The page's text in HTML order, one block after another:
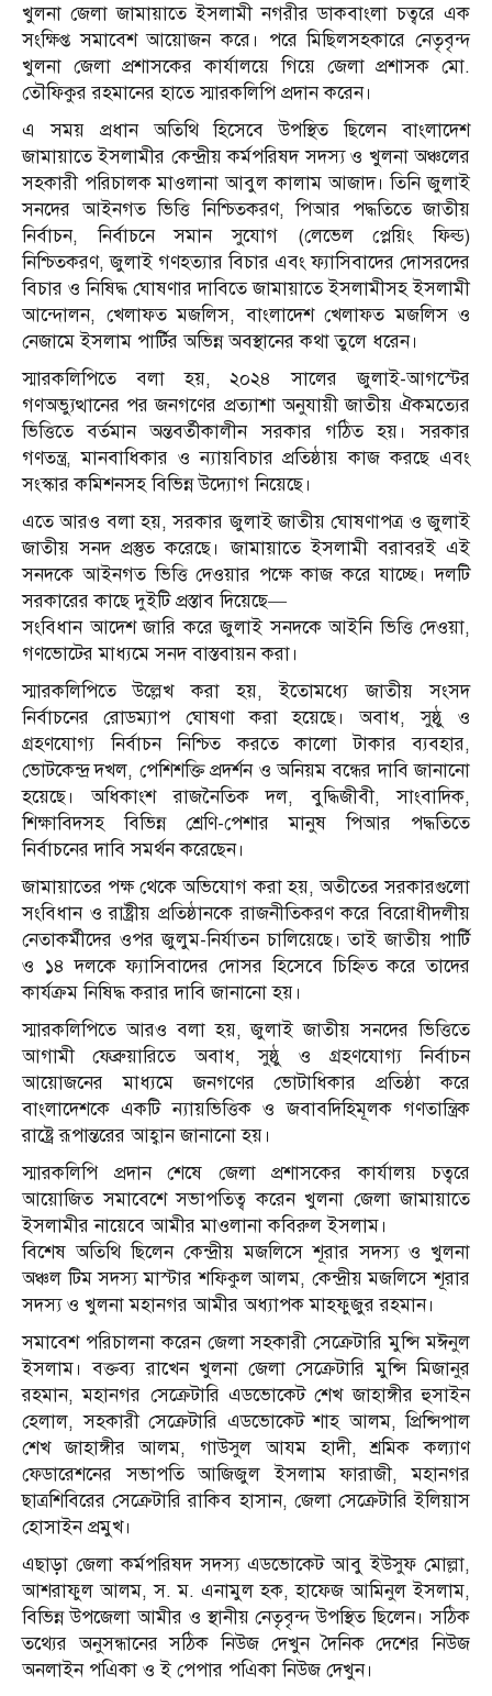
খুলনা জেলা জামায়াতে ইসলামী নগরীর ডাকবাংলা চত্বরে এক
সংক্ষিপ্ত সমাবেশ আয়োজন করে। পরে মিছিলসহকারে নেতৃবৃন্দ
খুলনা জেলা প্রশাসকের কার্যালয়ে গিয়ে জেলা প্রশাসক মো.
তৌফিকুর রহমানের হাতে স্মারকলিপি প্রদান করেন।
এ সময় প্রধান অতিথি হিসেবে উপস্থিত ছিলেন বাংলাদেশ
জামায়াতে ইসলামীর কেন্দ্রীয় কর্মপরিষদ সদস্য ও খুলনা অঞ্চলের
সহকারী পরিচালক মাওলানা আবুল কালাম আজাদ। তিনি জুলাই
সনদের আইনগত ভিত্তি নিশ্চিতকরণ, পিআর পদ্ধতিতে জাতীয়
নির্বাচন, নির্বাচনে সমান সুযোগ (লেভেল প্লেয়িং ফিল্ড)
নিশ্চিতকরণ, জুলাই গণহত্যার বিচার এবং ফ্যাসিবাদের দোসরদের
বিচার ও নিষিদ্ধ ঘোষণার দাবিতে জামায়াতে ইসলামীসহ ইসলামী
আন্দোলন, খেলাফত মজলিস, বাংলাদেশ খেলাফত মজলিস ও
নেজামে ইসলাম পার্টির অভিন্ন অবস্থানের কথা তুলে ধরেন।
স্মারকলিপিতে বলা হয়, ২০২৪ সালের জুলাই-আগস্টের
গণঅভ্যুত্থানের পর জনগণের প্রত্যাশা অনুযায়ী জাতীয় ঐকমত্যের
ভিত্তিতে বর্তমান অন্তবর্তীকালীন সরকার গঠিত হয়। সরকার
গণতন্ত্র, মানবাধিকার ও ন্যায়বিচার প্রতিষ্ঠায় কাজ করছে এবং
সংস্কার কমিশনসহ বিভিন্ন উদ্যোগ নিয়েছে।
এতে আরও বলা হয়, সরকার জুলাই জাতীয় ঘোষণাপত্র ও জুলাই
জাতীয় সনদ প্রস্তুত করেছে। জামায়াতে ইসলামী বরাবরই এই
সনদকে আইনগত ভিত্তি দেওয়ার পক্ষে কাজ করে যাচ্ছে। দলটি
সরকারের কাছে দুইটি প্রস্তাব দিয়েছে—
সংবিধান আদেশ জারি করে জুলাই সনদকে আইনি ভিত্তি দেওয়া,
গণভোটের মাধ্যমে সনদ বাস্তবায়ন করা।
স্মারকলিপিতে উল্লেখ করা হয়, ইতোমধ্যে জাতীয় সংসদ
নির্বাচনের রোডম্যাপ ঘোষণা করা হয়েছে। অবাধ, সুষ্ঠু ও
গ্রহণযোগ্য নির্বাচন নিশ্চিত করতে কালো টাকার ব্যবহার,
ভোটকেন্দ্র দখল, পেশিশক্তি প্রদর্শন ও অনিয়ম বন্ধের দাবি জানানো
হয়েছে। অধিকাংশ রাজনৈতিক দল, বুদ্ধিজীবী, সাংবাদিক,
শিক্ষাবিদসহ বিভিন্ন শ্রেণি-পেশার মানুষ পিআর পদ্ধতিতে
নির্বাচনের দাবি সমর্থন করেছেন।
জামায়াতের পক্ষ থেকে অভিযোগ করা হয়, অতীতের সরকারগুলো
সংবিধান ও রাষ্ট্রীয় প্রতিষ্ঠানকে রাজনীতিকরণ করে বিরোধীদলীয়
নেতাকর্মীদের ওপর জুলুম-নির্যাতন চালিয়েছে। তাই জাতীয় পার্টি
ও ১৪ দলকে ফ্যাসিবাদের দোসর হিসেবে চিহ্নিত করে তাদের
কার্যক্রম নিষিদ্ধ করার দাবি জানানো হয়।
স্মারকলিপিতে আরও বলা হয়, জুলাই জাতীয় সনদের ভিত্তিতে
আগামী ফেব্রুয়ারিতে অবাধ, সুষ্ঠু ও গ্রহণযোগ্য নির্বাচন
আয়োজনের মাধ্যমে জনগণের ভোটাধিকার প্রতিষ্ঠা করে
বাংলাদেশকে একটি ন্যায়ভিত্তিক ও জবাবদিহিমূলক গণতান্ত্রিক
রাষ্ট্রে রূপান্তরের আহ্বান জানানো হয়।
স্মারকলিপি প্রদান শেষে জেলা প্রশাসকের কার্যালয় চত্বরে
আয়োজিত সমাবেশে সভাপতিত্ব করেন খুলনা জেলা জামায়াতে
ইসলামীর নায়েবে আমীর মাওলানা কবিরুল ইসলাম।
বিশেষ অতিথি ছিলেন কেন্দ্রীয় মজলিসে শূরার সদস্য ও খুলনা
অঞ্চল টিম সদস্য মাস্টার শফিকুল আলম, কেন্দ্রীয় মজলিসে শূরার
সদস্য ও খুলনা মহানগর আমীর অধ্যাপক মাহফুজুর রহমান।
সমাবেশ পরিচালনা করেন জেলা সহকারী সেক্রেটারি মুন্সি মঈনুল
ইসলাম। বক্তব্য রাখেন খুলনা জেলা সেক্রেটারি মুন্সি মিজানুর
রহমান, মহানগর সেক্রেটারি এডভোকেট শেখ জাহাঙ্গীর হুসাইন
হেলাল, সহকারী সেক্রেটারি এডভোকেট শাহ আলম, প্রিন্সিপাল
শেখ জাহাঙ্গীর আলম, গাউসুল আযম হাদী, শ্রমিক কল্যাণ
ফেডারেশনের সভাপতি আজিজুল ইসলাম ফারাজী, মহানগর
ছাত্রশিবিরের সেক্রেটারি রাকিব হাসান, জেলা সেক্রেটারি ইলিয়াস
হোসাইন প্রমুখ।
এছাড়া জেলা কর্মপরিষদ সদস্য এডভোকেট আবু ইউসুফ মোল্লা,
আশরাফুল আলম, স. ম. এনামুল হক, হাফেজ আমিনুল ইসলাম,
বিভিন্ন উপজেলা আমীর ও স্থানীয় নেতৃবৃন্দ উপস্থিত ছিলেন। সঠিক
তথ্যের অনুসন্ধানের সঠিক নিউজ দেখুন দৈনিক দেশের নিউজ
অনলাইন পএিকা ও ই পেপার পএিকা নিউজ দেখুন।